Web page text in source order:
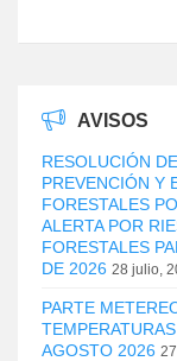
AVISOS
RESOLUCIÓN
PREVENCIÓN Y
FORESTALES
ALERTA POR
FORESTALES
DE 2026 28 julio,
PARTE
AGOSTO 2026